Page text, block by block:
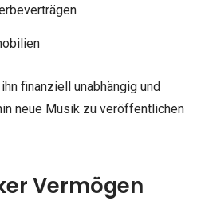
finanziell unabhängig und
neue Musik zu veröffentlichen
Vermögen